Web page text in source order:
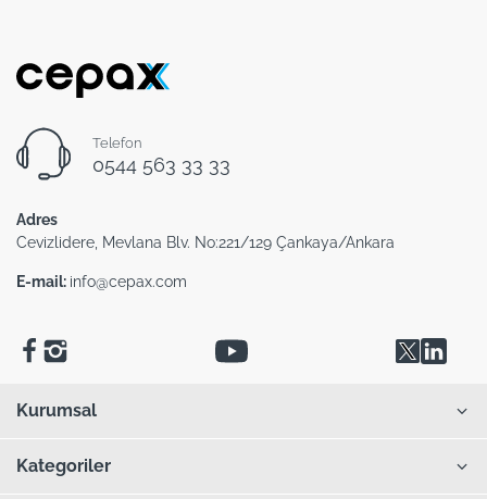
Telefon
0544 563 33 33
Adres
Cevizlidere, Mevlana Blv. No:221/129 Çankaya/Ankara
E-mail: info@cepax.com
Kurumsal
Kategoriler